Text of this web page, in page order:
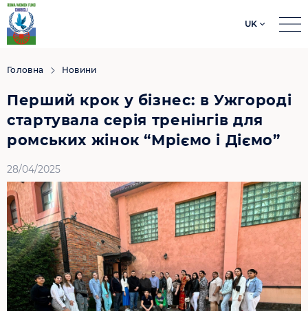
UK
Головна Новини
Перший крок у бізнес: в Ужгороді
стартувала серія тренінгів для
ромських жінок “Мріємо і Діємо”
28/04/2025